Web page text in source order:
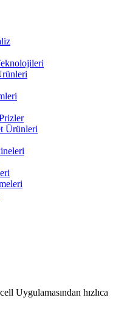
Ürünleri
Uygulamasından hızlıca